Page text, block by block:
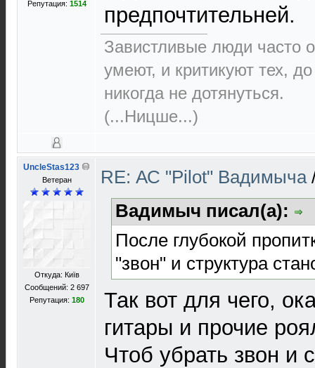
Репутация: 1514
предпочтительней.
Завистливые люди часто
умеют, и критикуют тех,
никогда не дотянуться.
(...Ницше...)
UncleStas123
Ветеран
Откуда: Київ
Сообщений: 2 697
Репутация: 180
RE: АС "Pilot" Вадимыча
Вадимыч писал(а):
После глубокой
"звон" и структура
Так вот для чего,
гитары и прочие
Чтоб убрать звон и